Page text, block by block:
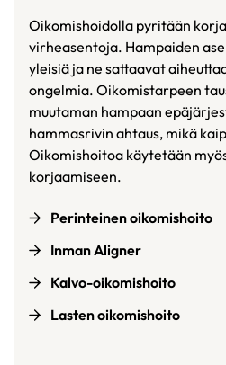
Oikomishoidolla pyritään
virheasentoja. Hampaiden
yleisiä ja ne sattaavat
ongelmia. Oikomistarpeen
muutaman hampaan
hammasrivin ahtaus, mikä
Oikomishoitoa käytetään
korjaamiseen.
Perinteinen oikomishoito
Inman Aligner
Kalvo-oikomishoito
Lasten oikomishoito